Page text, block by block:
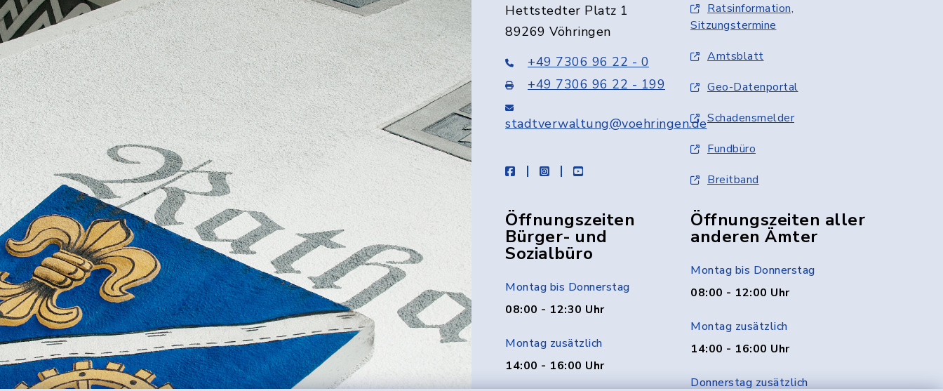
Hettstedter Platz 1
89269 Vöhringen
+49 7306 96 22 - 0
+49 7306 96 22 - 199
stadtverwaltung@voehringen.de
facebookinstagramyoutube
Ratsinformation,
Sitzungstermine
Amtsblatt
Geo-Datenportal
Schadensmelder
Fundbüro
Breitband
Öffnungszeiten
Bürger- und
Sozialbüro
Montag bis Donnerstag
08:00 - 12:30 Uhr
Montag zusätzlich
14:00 - 16:00 Uhr
Öffnungszeiten aller
anderen Ämter
Montag bis Donnerstag
08:00 - 12:00 Uhr
Montag zusätzlich
14:00 - 16:00 Uhr
Donnerstag zusätzlich